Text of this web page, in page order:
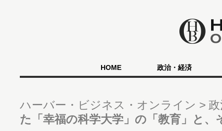
HOME 政治・経済
ハーバー・ビジネス・オンライン
た「幸福の科学大学」の「教育」と、